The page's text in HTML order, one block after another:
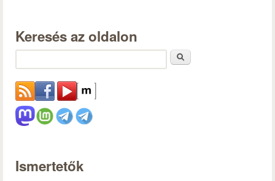
Keresés az oldalon
Ismertetők